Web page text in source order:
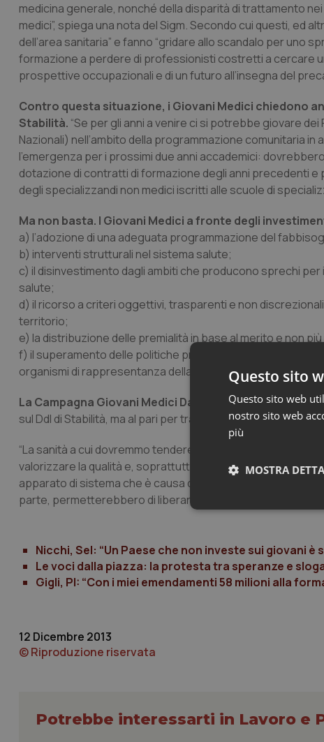
medicina generale, nonché della disparità di trattamento
medici”, spiega una nota del Sigm. Secondo cui questi, ed
dell’area sanitaria” e fanno “gridare allo scandalo per uno
formazione a perdere di professionisti costretti a cercare
prospettive occupazionali e di un futuro all’insegna del
Contro questa situazione, i Giovani Medici chiedono
Stabilità. “Se per gli anni a venire ci si potrebbe giovare
Nazionali) nell’ambito della programmazione comunitaria
l’emergenza per i prossimi due anni accademici:
dotazione di contratti di formazione degli anni precedenti
degli specializzandi non medici iscritti alle scuole di
Ma non basta. I Giovani Medici a fronte degli
a) l’adozione di una adeguata programmazione del
b) interventi strutturali nel sistema salute;
c) il disinvestimento dagli ambiti che producono sprechi
salute;
d) il ricorso a criteri oggettivi, trasparenti e non
territorio;
e) la distribuzione delle premialità in base al merito e non
f) il superamento delle politiche professionali
organismi di rappresentanza della professione.
La Campagna Giovani Medici Day proseguirà anche
sul Ddl di Stabilità, ma al pari per tratteggiare la sanità che
“La sanità a cui dovremmo tendere – conclude il Sigm –
valorizzare la qualità e, soprattutto, investire nei giovani e
apparato di sistema che è causa di enormi sprechi di
parte, permetterebbero di liberare ingenti somme utili per
Nicchi, Sel: “Un Paese che non investe sui giovani è
Le voci dalla piazza: la protesta tra speranze e
Gigli, PI: “Con i miei emendamenti 58 milioni alla
12 Dicembre 2013
© Riproduzione riservata
Potrebbe interessarti in Lavoro e
Questo sito
Questo sito web
nostro sito web
più
MOSTRA